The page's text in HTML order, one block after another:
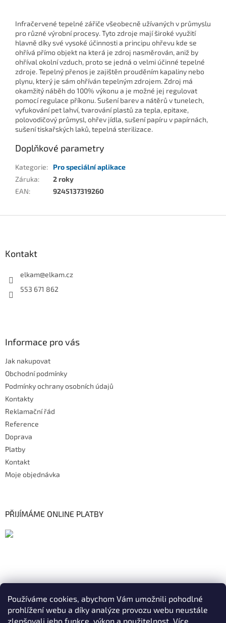
Používáme cookies, abychom Vám umožnili pohodlné
prohlížení webu a díky analýze provozu webu neustále
zlepšovali jeho funkce, výkon a použitelnost. Více
Infračervené tepelné zářiče všeobecně užívaných v průmyslu
pro různé výrobní procesy. Tyto zdroje mají široké využití
hlavně díky své vysoké účinnosti a principu ohřevu kde se
ohřívá přímo objekt na která je zdroj nasměrován, aniž by
ohříval okolní vzduch, proto se jedná o velmi účinné tepelné
zdroje. Tepelný přenos je zajištěn prouděním kapaliny nebo
plynu, který je sám ohříván tepelným zdrojem. Zdroj má
okamžitý náběh do 100% výkonu a je možné jej regulovat
pomocí regulace příkonu. Sušení barev a nátěrů v tunelech,
vyfukování pet lahví, tvarování plastů za tepla, epitaxe,
polovodičový průmysl, ohřev jídla, sušení papíru v papírnách,
sušení tiskařských laků, tepelná sterilizace.
Doplňkové parametry
Kategorie:
Pro speciální aplikace
Záruka:
2 roky
EAN: 9245137319260
Kontakt
elkam@elkam.cz
553 671 862
Informace pro vás
Jak nakupovat
Obchodní podmínky
Podmínky ochrany osobních údajů
Kontakty
Reklamační řád
Reference
Doprava
Platby
Kontakt
Moje objednávka
PŘIJÍMÁME ONLINE PLATBY